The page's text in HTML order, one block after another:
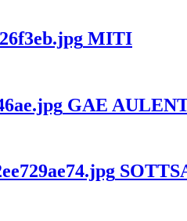
MITI
GAE